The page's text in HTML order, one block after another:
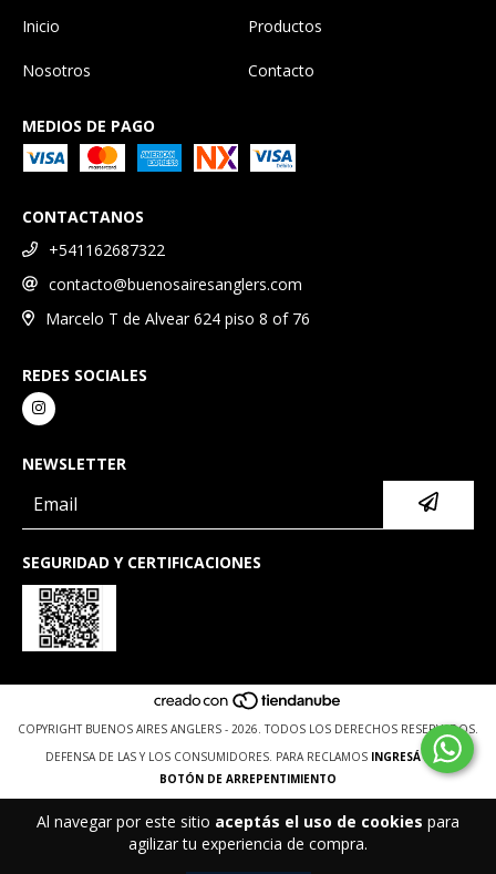
Al navegar por este sitio aceptás el uso de cookies para
agilizar tu experiencia de compra.
Inicio
Productos
Nosotros Contacto
MEDIOS DE PAGO
CONTACTANOS
+541162687322
contacto@buenosairesanglers.com
Marcelo T de Alvear 624 piso 8 of 76
REDES SOCIALES
NEWSLETTER
SEGURIDAD Y CERTIFICACIONES
COPYRIGHT BUENOS AIRES ANGLERS - 2026. TODOS LOS DERECHOS RESERVADOS.
DEFENSA DE LAS Y LOS CONSUMIDORES. PARA RECLAMOS INGRESÁ ACÁ.
BOTÓN DE ARREPENTIMIENTO